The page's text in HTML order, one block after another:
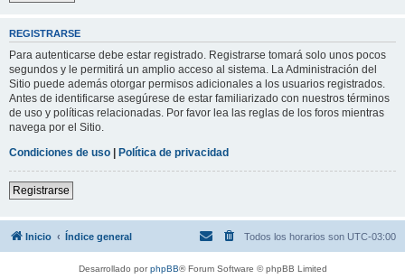
REGISTRARSE
Para autenticarse debe estar registrado. Registrarse tomará solo unos pocos
segundos y le permitirá un amplio acceso al sistema. La Administración del
Sitio puede además otorgar permisos adicionales a los usuarios registrados.
Antes de identificarse asegúrese de estar familiarizado con nuestros términos
de uso y políticas relacionadas. Por favor lea las reglas de los foros mientras
navega por el Sitio.
Condiciones de uso | Política de privacidad
Registrarse
Inicio Índice general Todos los horarios son UTC-03:00
Desarrollado porphpBB® Forum Software © phpBB Limited